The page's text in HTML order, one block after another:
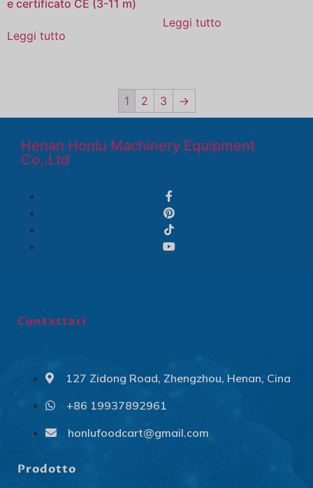
e certificato CE (3-11 m)
Leggi tutto
Leggi tutto
1 2 3 →
Henan Honlu Machinery Equipment
Co,.Ltd
Contattaci
127 Zidong Road, Zhengzhou, Henan, Cina
+86 19937892961
honlufoodcart@gmail.com
Prodotto
Slovenčina